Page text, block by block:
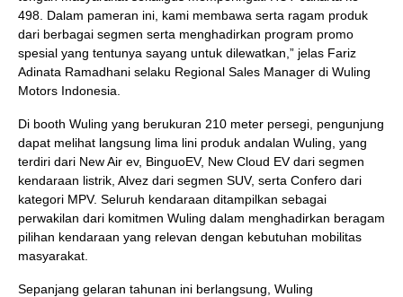
498. Dalam pameran ini, kami membawa serta ragam produk
dari berbagai segmen serta menghadirkan program promo
spesial yang tentunya sayang untuk dilewatkan,” jelas Fariz
Adinata Ramadhani selaku Regional Sales Manager di Wuling
Motors Indonesia.
Di booth Wuling yang berukuran 210 meter persegi, pengunjung
dapat melihat langsung lima lini produk andalan Wuling, yang
terdiri dari New Air ev, BinguoEV, New Cloud EV dari segmen
kendaraan listrik, Alvez dari segmen SUV, serta Confero dari
kategori MPV. Seluruh kendaraan ditampilkan sebagai
perwakilan dari komitmen Wuling dalam menghadirkan beragam
pilihan kendaraan yang relevan dengan kebutuhan mobilitas
masyarakat.
Sepanjang gelaran tahunan ini berlangsung, Wuling